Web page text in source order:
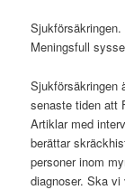
Meningsfull
Sjukförsäkringen
senaste tiden att
Artiklar med
berättar
personer inom
diagnoser. Ska